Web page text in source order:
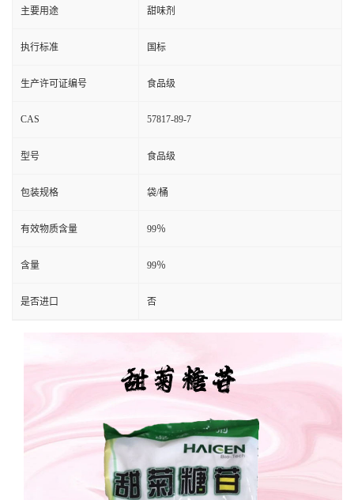
主要用途 甜味剂
执行标准 国标
生产许可证编号 食品级
CAS 57817-89-7
型号 食品级
包装规格 袋/桶
有效物质含量 99％
含量 99％
是否进口 否